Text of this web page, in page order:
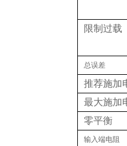
限制过载
总误差
推荐施加
最大施加
零平衡
输入端电阻